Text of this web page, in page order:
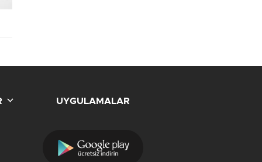
UYGULAMALAR